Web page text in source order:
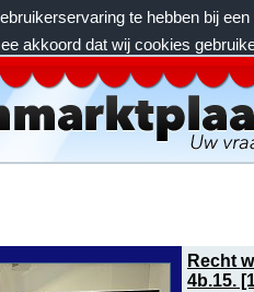
te hebben bij
akkoord dat wij cookies
uur
Recht
4b.15.